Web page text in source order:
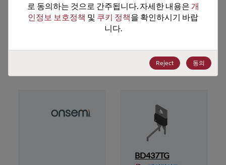
추천 대체 제품
BD437TG
로 동의하는 것으로 간주됩니다. 자세한 내용은 개
인정보 보호정책 및 쿠키 정책을 확인하시기 바랍
니다.
Reject 동의